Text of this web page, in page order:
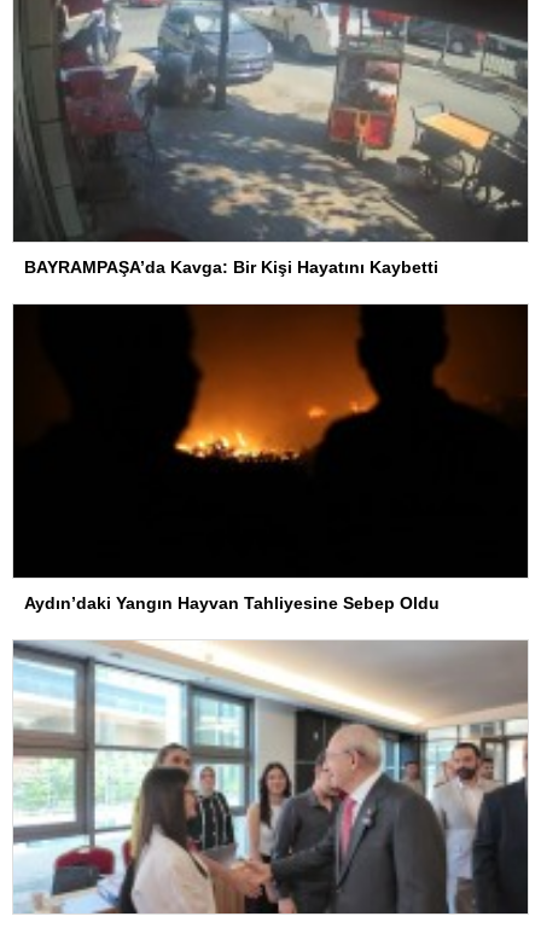
BAYRAMPAŞA’da Kavga: Bir Kişi Hayatını Kaybetti
Aydın’daki Yangın Hayvan Tahliyesine Sebep Oldu